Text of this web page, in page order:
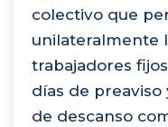
colectivo que
unilateralmente
trabajadores
días de
de descanso